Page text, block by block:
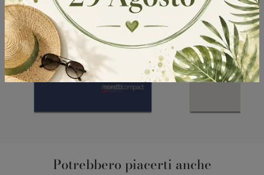
Potrebbero piacerti anche